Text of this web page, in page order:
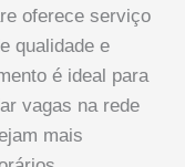
oferece serviço
qualidade e
é ideal para
vagas na rede
mais